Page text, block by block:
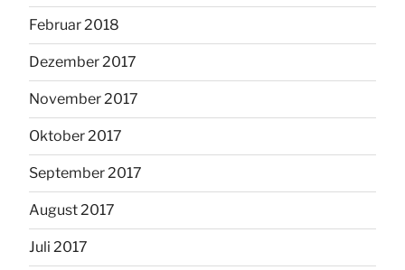
Februar 2018
Dezember 2017
November 2017
Oktober 2017
September 2017
August 2017
Juli 2017